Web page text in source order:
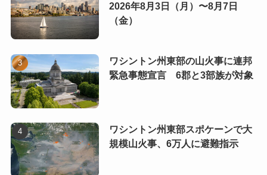
2026年8月3日（月）〜8月7日
（金）
ワシントン州東部の山火事に連邦
緊急事態宣言 6郡と3部族が対象
ワシントン州東部スポケーンで大
規模山火事、6万人に避難指示